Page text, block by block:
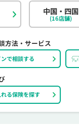
方法・サービス
で相談する
る保険を探す
中国・四国
(16店舗)